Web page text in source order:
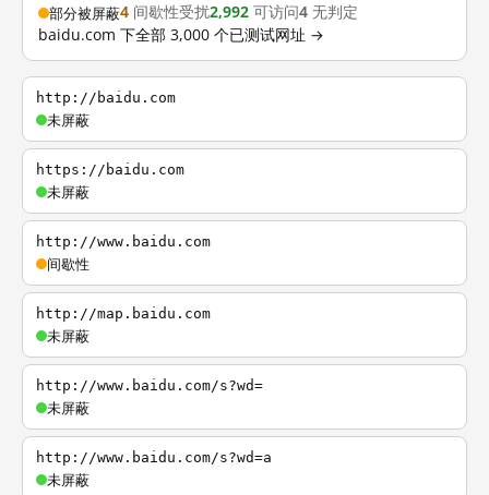
部分被屏蔽4 间歇性受扰2,992 可访问4 无判定
baidu.com 下全部 3,000 个已测试网址 →
http://baidu.com
未屏蔽
https://baidu.com
未屏蔽
http://www.baidu.com
间歇性
http://map.baidu.com
未屏蔽
http://www.baidu.com/s?wd=
未屏蔽
http://www.baidu.com/s?wd=a
未屏蔽